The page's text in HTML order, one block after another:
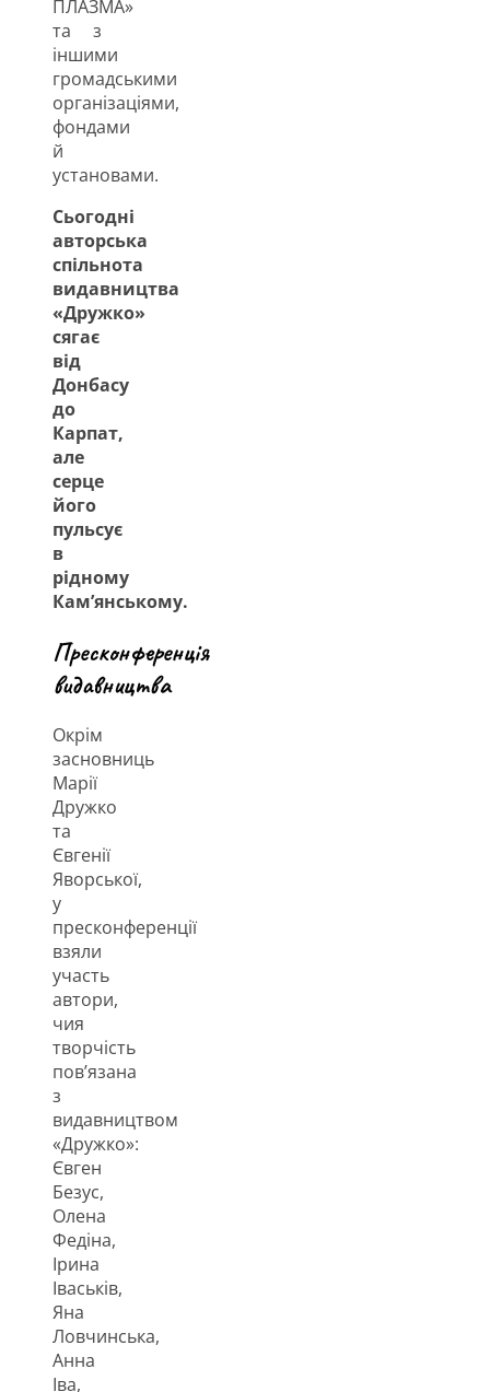
ПЛАЗМА»
та з
іншими
громадськими
організаціями,
фондами
й
установами.
Сьогодні
авторська
спільнота
видавництва
«Дружко»
сягає
від
Донбасу
до
Карпат,
але
серце
його
пульсує
в
рідному
Кам’янському.
Пресконференція
видавництва
Окрім
засновниць
Марії
Дружко
та
Євгенії
Яворської,
у
пресконференції
взяли
участь
автори,
чия
творчість
пов’язана
з
видавництвом
«Дружко»:
Євген
Безус,
Олена
Федіна,
Ірина
Іваськів,
Яна
Ловчинська,
Анна
Іва,